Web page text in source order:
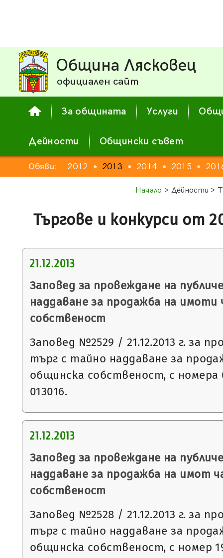
Община Лясковец
официален сайт
За общината Услуги
Дейности Общински съвет
Обяви: 2012 ● 2013 ● 2014 ● 2015 ●
Начало > Дейности >
Търгове и конкурси от
21.12.2013
Заповед за провеждане на
наддаване за продажба на
собственост
Заповед №2529 / 21.12.2013 г. за
търг с тайно наддаване за
общинска собственост, с номера
013016.
21.12.2013
Заповед за провеждане на
наддаване за продажба на имот
собственост
Заповед №2528 / 21.12.2013 г. за
търг с тайно наддаване за
общинска собственост, с номер